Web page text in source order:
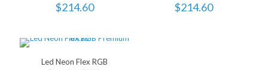
$214.60 $214.60
Led Neon Flex RGB